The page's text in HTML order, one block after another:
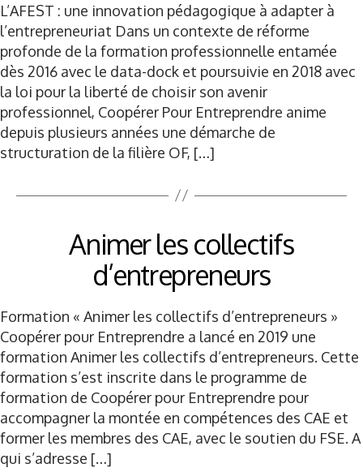
L’AFEST : une innovation pédagogique à adapter à
l’entrepreneuriat Dans un contexte de réforme
profonde de la formation professionnelle entamée
dès 2016 avec le data-dock et poursuivie en 2018 avec
la loi pour la liberté de choisir son avenir
professionnel, Coopérer Pour Entreprendre anime
depuis plusieurs années une démarche de
structuration de la filière OF, […]
Animer les collectifs
d’entrepreneurs
Formation « Animer les collectifs d’entrepreneurs »
Coopérer pour Entreprendre a lancé en 2019 une
formation Animer les collectifs d’entrepreneurs. Cette
formation s’est inscrite dans le programme de
formation de Coopérer pour Entreprendre pour
accompagner la montée en compétences des CAE et
former les membres des CAE, avec le soutien du FSE. A
qui s’adresse […]